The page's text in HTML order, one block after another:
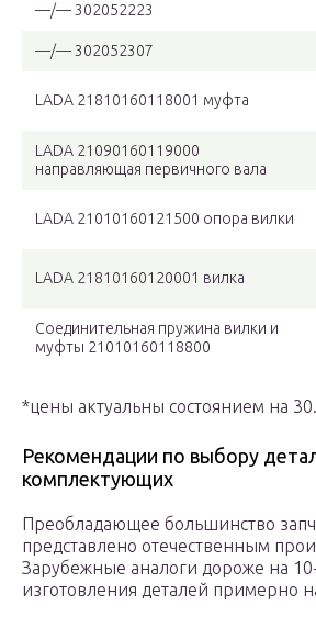
—/— 302052223
—/— 302052307
LADA 21810160118001 муфта
LADA 21090160119000
направляющая первичного вала
LADA 21010160121500 опора вилки
LADA 21810160120001 вилка
Соединительная пружина вилки и
муфты 21010160118800
*цены актуальны состоянием на
Рекомендации по выбору
комплектующих
Преобладающее большинство
представлено отечественным
Зарубежные аналоги дороже на
изготовления деталей примерно